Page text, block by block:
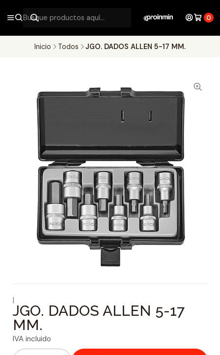
0
Inicio Todos JGO. DADOS ALLEN 5-17 MM.
|
JGO. DADOS ALLEN 5-17
MM.
IVA incluido